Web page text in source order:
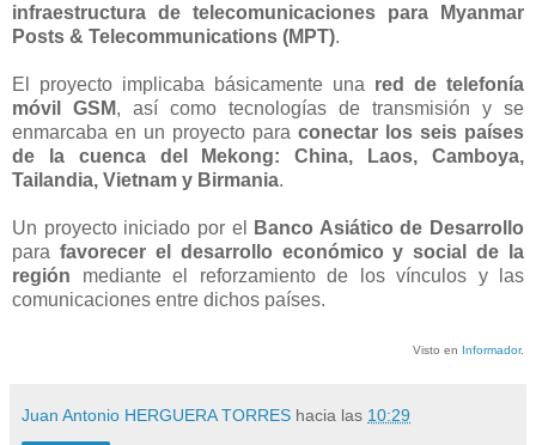
infraestructura de telecomunicaciones para Myanmar
Posts & Telecommunications (MPT).
El proyecto implicaba básicamente una red de telefonía
móvil GSM, así como tecnologías de transmisión y se
enmarcaba en un proyecto para conectar los seis países
de la cuenca del Mekong: China, Laos, Camboya,
Tailandia, Vietnam y Birmania.
Un proyecto iniciado por el
Banco Asiático de Desarrollo
para favorecer el desarrollo económico y social de la
región mediante el reforzamiento de los vínculos y las
comunicaciones entre dichos países.
Visto en Informador.
Juan Antonio HERGUERA TORRES hacia las 10:29